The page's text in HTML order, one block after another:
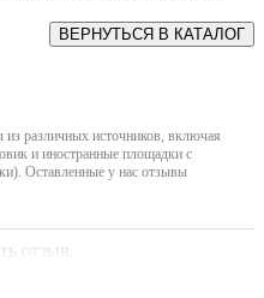
различных источников, включая
и иностранные площадки с
Оставленные у нас отзывы
отзыв.